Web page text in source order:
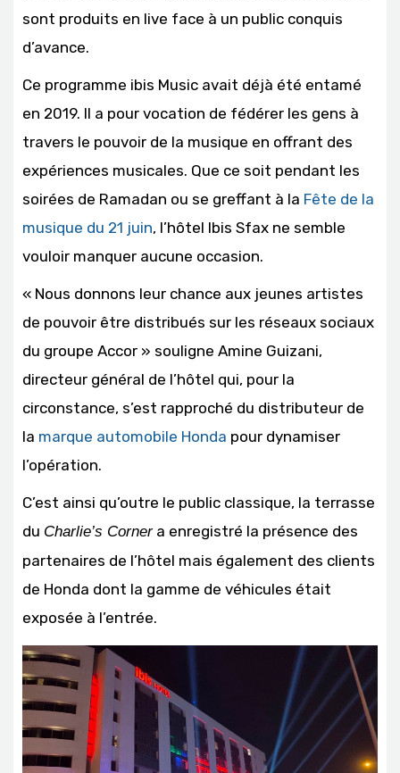
sont produits en live face à un public conquis
d’avance.
Ce programme ibis Music avait déjà été entamé
en 2019. Il a pour vocation de fédérer les gens à
travers le pouvoir de la musique en offrant des
expériences musicales. Que ce soit pendant les
soirées de Ramadan ou se greffant à la Fête de la
musique du 21 juin, l’hôtel Ibis Sfax ne semble
vouloir manquer aucune occasion.
« Nous donnons leur chance aux jeunes artistes
de pouvoir être distribués sur les réseaux sociaux
du groupe Accor » souligne Amine Guizani,
directeur général de l’hôtel qui, pour la
circonstance, s’est rapproché du distributeur de
la marque automobile Honda pour dynamiser
l’opération.
C’est ainsi qu’outre le public classique, la terrasse
du Charlie’s Cornera enregistré la présence des
partenaires de l’hôtel mais également des clients
de Honda dont la gamme de véhicules était
exposée à l’entrée.